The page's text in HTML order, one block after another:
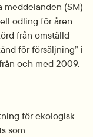
meddelanden (SM)
odling för åren
från omställd
för försäljning” i
och med 2009.
för ekologisk
som